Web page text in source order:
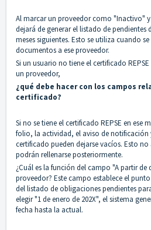
Al marcar un proveedor como "Inactivo"
dejará de generar el listado de
meses siguientes. Esto se utiliza cuando
documentos a ese proveedor.
Si un usuario no tiene el certificado
un proveedor,
¿qué debe hacer con los campos
certificado?
Si no se tiene el certificado REPSE en
folio, la actividad, el aviso de notificación
certificado pueden dejarse vacíos. Esto
podrán rellenarse posteriormente.
¿Cuál es la función del campo "A partir de
proveedor? Este campo establece el
del listado de obligaciones pendientes
elegir "1 de enero de 202X", el sistema
fecha hasta la actual.